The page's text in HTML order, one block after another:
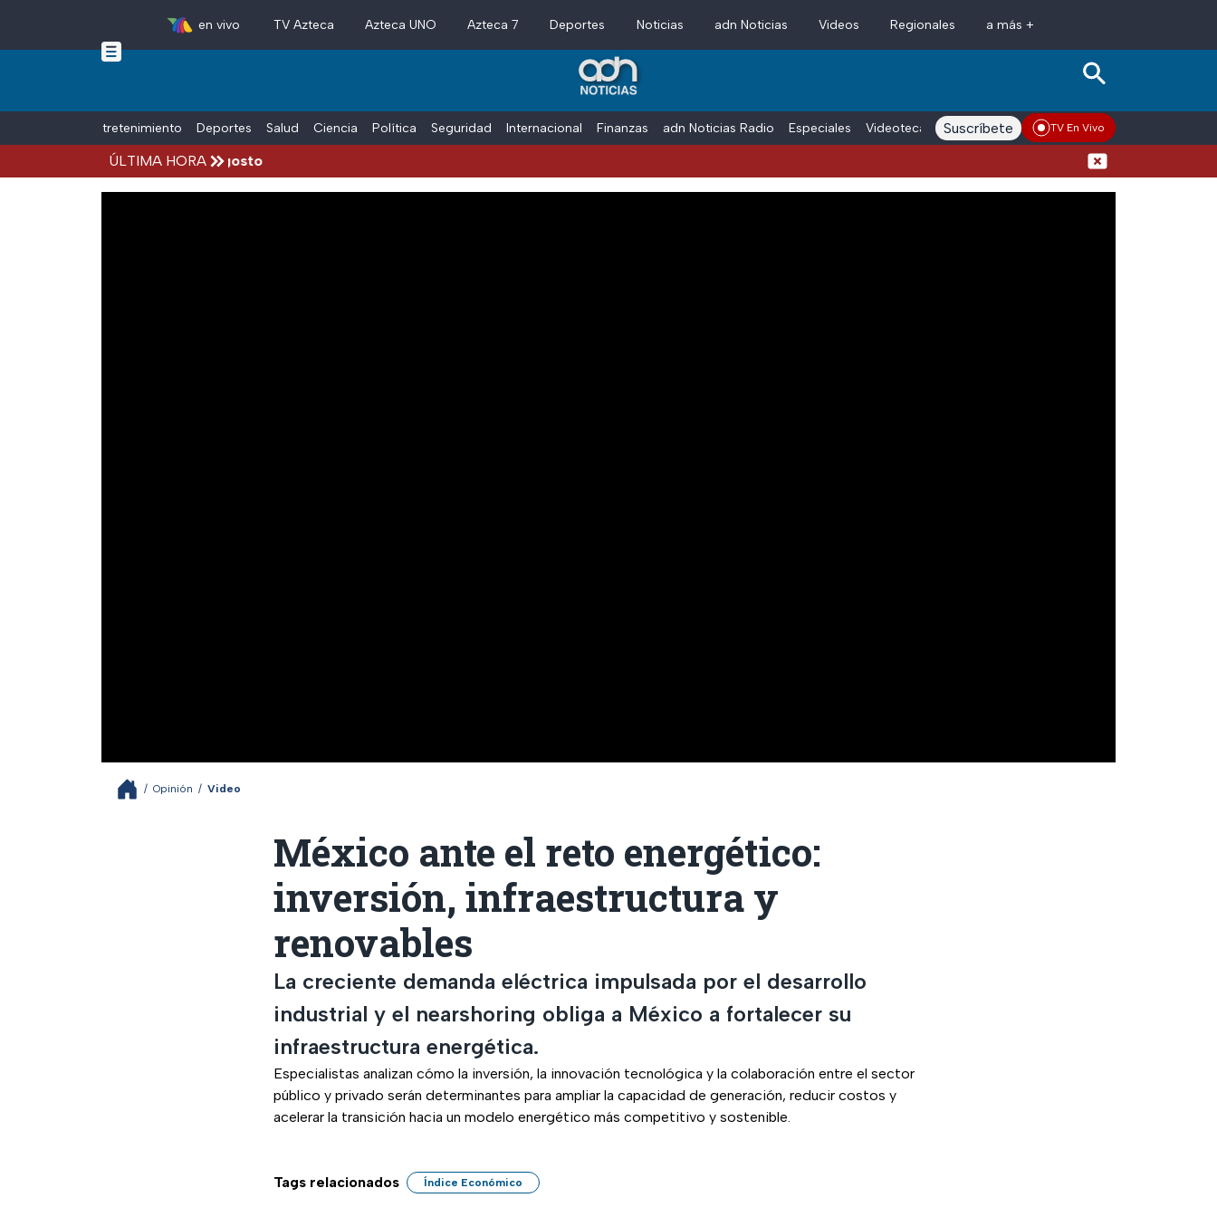
Skip to main content
en vivo TV Azteca Azteca UNO Azteca 7 Deportes Noticias adn Noticias Videos Regionales a más +
Entretenimiento Deportes Salud Ciencia Política Seguridad Internacional Finanzas adn Noticias Radio Especiales Videoteca Conductores Voces adn Noticias
Suscríbete TV En Vivo
ÚLTIMA HORA
hoy viernes 7 de agosto
/ Opinión / Video
México ante el reto energético:
inversión, infraestructura y
renovables
La creciente demanda eléctrica impulsada por el desarrollo
industrial y el nearshoring obliga a México a fortalecer su
infraestructura energética.
Especialistas analizan cómo la inversión, la innovación tecnológica y la colaboración entre el sector
público y privado serán determinantes para ampliar la capacidad de generación, reducir costos y
acelerar la transición hacia un modelo energético más competitivo y sostenible.
Tags relacionados Índice Económico